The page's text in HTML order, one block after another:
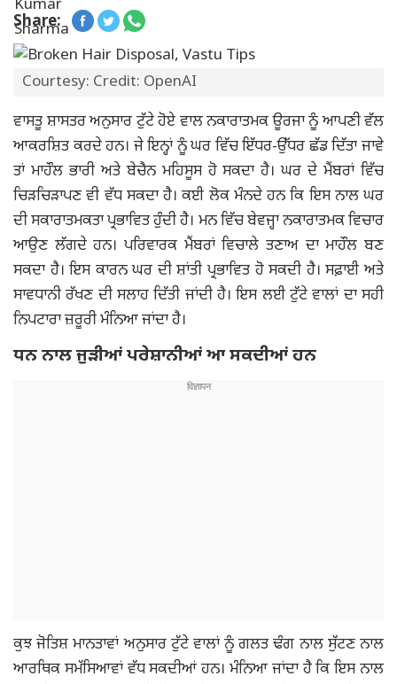
Share:
Courtesy: Credit: OpenAI
ਵਾਸਤੂ ਸ਼ਾਸਤਰ ਅਨੁਸਾਰ ਟੁੱਟੇ ਹੋਏ ਵਾਲ ਨਕਾਰਾਤਮਕ ਊਰਜਾ ਨੂੰ ਆਪਣੀ ਵੱਲ
ਆਕਰਸ਼ਿਤ ਕਰਦੇ ਹਨ। ਜੇ ਇਨ੍ਹਾਂ ਨੂੰ ਘਰ ਵਿੱਚ ਇੱਧਰ-ਉੱਧਰ ਛੱਡ ਦਿੱਤਾ ਜਾਵੇ
ਤਾਂ ਮਾਹੌਲ ਭਾਰੀ ਅਤੇ ਬੇਚੈਨ ਮਹਿਸੂਸ ਹੋ ਸਕਦਾ ਹੈ। ਘਰ ਦੇ ਮੈਂਬਰਾਂ ਵਿੱਚ
ਚਿੜਚਿੜਾਪਣ ਵੀ ਵੱਧ ਸਕਦਾ ਹੈ। ਕਈ ਲੋਕ ਮੰਨਦੇ ਹਨ ਕਿ ਇਸ ਨਾਲ ਘਰ
ਦੀ ਸਕਾਰਾਤਮਕਤਾ ਪ੍ਰਭਾਵਿਤ ਹੁੰਦੀ ਹੈ। ਮਨ ਵਿੱਚ ਬੇਵਜ੍ਹਾ ਨਕਾਰਾਤਮਕ ਵਿਚਾਰ
ਆਉਣ ਲੱਗਦੇ ਹਨ। ਪਰਿਵਾਰਕ ਮੈਂਬਰਾਂ ਵਿਚਾਲੇ ਤਣਾਅ ਦਾ ਮਾਹੌਲ ਬਣ
ਸਕਦਾ ਹੈ। ਇਸ ਕਾਰਨ ਘਰ ਦੀ ਸ਼ਾਂਤੀ ਪ੍ਰਭਾਵਿਤ ਹੋ ਸਕਦੀ ਹੈ। ਸਫ਼ਾਈ ਅਤੇ
ਸਾਵਧਾਨੀ ਰੱਖਣ ਦੀ ਸਲਾਹ ਦਿੱਤੀ ਜਾਂਦੀ ਹੈ। ਇਸ ਲਈ ਟੁੱਟੇ ਵਾਲਾਂ ਦਾ ਸਹੀ
ਨਿਪਟਾਰਾ ਜ਼ਰੂਰੀ ਮੰਨਿਆ ਜਾਂਦਾ ਹੈ।
ਧਨ ਨਾਲ ਜੁੜੀਆਂ ਪਰੇਸ਼ਾਨੀਆਂ ਆ ਸਕਦੀਆਂ ਹਨ
ਕੁਝ ਜੋਤਿਸ਼ ਮਾਨਤਾਵਾਂ ਅਨੁਸਾਰ ਟੁੱਟੇ ਵਾਲਾਂ ਨੂੰ ਗਲਤ ਢੰਗ ਨਾਲ ਸੁੱਟਣ ਨਾਲ
ਆਰਥਿਕ ਸਮੱਸਿਆਵਾਂ ਵੱਧ ਸਕਦੀਆਂ ਹਨ। ਮੰਨਿਆ ਜਾਂਦਾ ਹੈ ਕਿ ਇਸ ਨਾਲ